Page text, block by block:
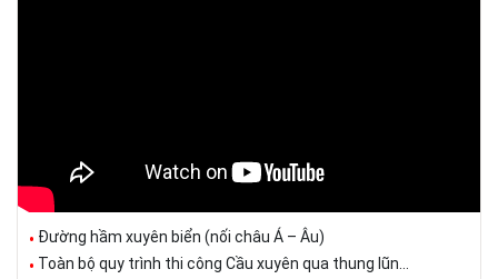
Đường hầm xuyên biển (nối châu Á – Âu)
Toàn bộ quy trình thi công Cầu xuyên qua thung lũn...